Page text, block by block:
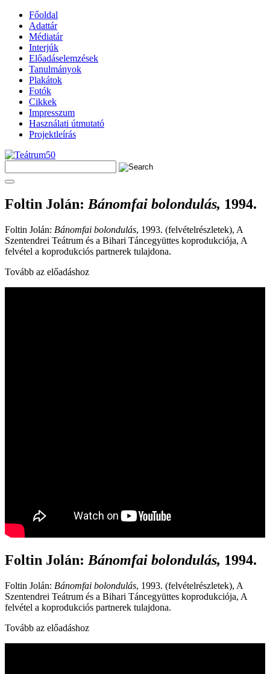
Főoldal
Adattár
Médiatár
Interjúk
Előadáselemzések
Tanulmányok
Plakátok
Fotók
Cikkek
Impresszum
Használati útmutató
Projektleírás
Foltin Jolán: Bánomfai bolondulás, 1994.
Foltin Jolán: Bánomfai bolondulás, 1993. (felvételrészletek), A
Szentendrei Teátrum és a Bihari Táncegyüttes koprodukciója, A
felvétel a koprodukciós partnerek tulajdona.
Tovább az előadáshoz
Foltin Jolán: Bánomfai bolondulás, 1994.
Foltin Jolán: Bánomfai bolondulás, 1993. (felvételrészletek), A
Szentendrei Teátrum és a Bihari Táncegyüttes koprodukciója, A
felvétel a koprodukciós partnerek tulajdona.
Tovább az előadáshoz